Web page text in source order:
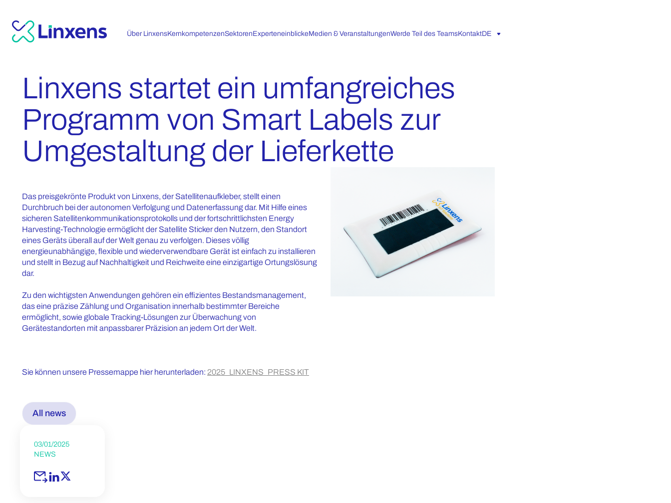
Über LinxensKernkompetenzenSektorenExperteneinblickeMedien & VeranstaltungenWerde Teil des TeamsKontaktDE
03/01/2025
NEWS
Linxens startet ein umfangreiches
Programm von Smart Labels zur
Umgestaltung der Lieferkette
Das preisgekrönte Produkt von Linxens, der Satellitenaufkleber, stellt einen
Durchbruch bei der autonomen Verfolgung und Datenerfassung dar. Mit Hilfe eines
sicheren Satellitenkommunikationsprotokolls und der fortschrittlichsten Energy
Harvesting-Technologie ermöglicht der Satellite Sticker den Nutzern, den Standort
eines Geräts überall auf der Welt genau zu verfolgen. Dieses völlig
energieunabhängige, flexible und wiederverwendbare Gerät ist einfach zu installieren
und stellt in Bezug auf Nachhaltigkeit und Reichweite eine einzigartige Ortungslösung
dar.
Zu den wichtigsten Anwendungen gehören ein effizientes Bestandsmanagement,
das eine präzise Zählung und Organisation innerhalb bestimmter Bereiche
ermöglicht, sowie globale Tracking-Lösungen zur Überwachung von
Gerätestandorten mit anpassbarer Präzision an jedem Ort der Welt.
Sie können unsere Pressemappe hier herunterladen: 2025_LINXENS_PRESS KIT
All news